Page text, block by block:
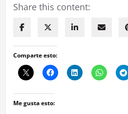
Share this content:
Comparte esto:
Me gusta esto: